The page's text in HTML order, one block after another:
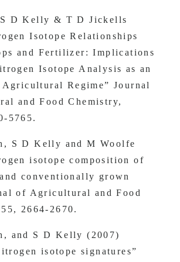
S D Kelly & T D Jickells
Isotope Relationships
and Fertilizer: Implications
Isotope Analysis as an
Regime” Journal
and Food Chemistry,
5765.
S D Kelly and M Woolfe
isotope composition of
conventionally grown
of Agricultural and Food
2664-2670.
and S D Kelly (2007)
isotope signatures”